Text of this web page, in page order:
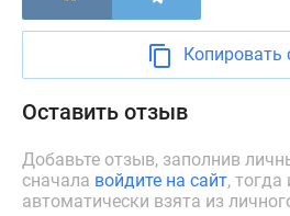
места
#рассрочка
ипотека
Квартиры
Копировать
Оставить отзыв
Добавьте отзыв, заполнив
сначала войдите на сайт,
автоматически взята из